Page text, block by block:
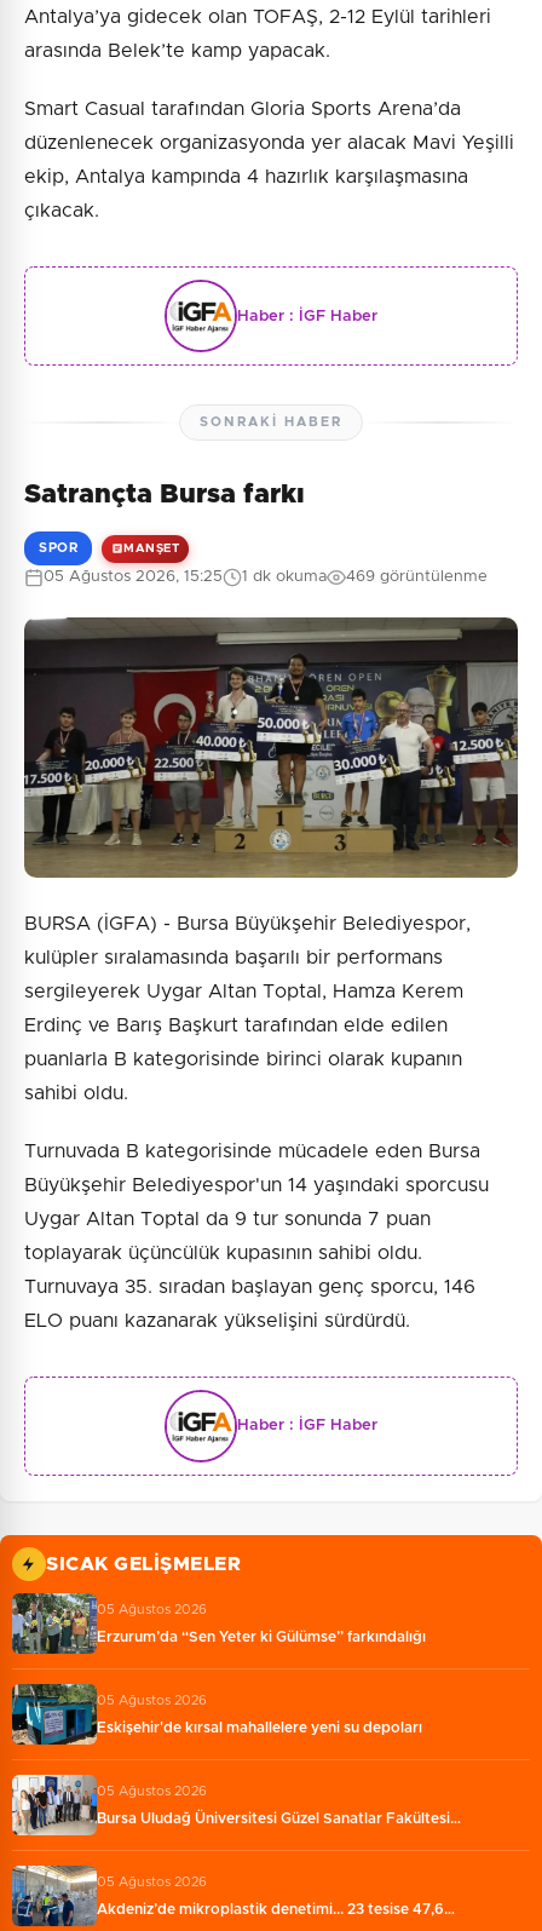
Antalya’ya gidecek olan TOFAŞ, 2-12 Eylül tarihleri
arasında Belek’te kamp yapacak.
Smart Casual tarafından Gloria Sports Arena’da
düzenlenecek organizasyonda yer alacak Mavi Yeşilli
ekip, Antalya kampında 4 hazırlık karşılaşmasına
çıkacak.
Haber : İGF Haber
SONRAKI HABER
Satrançta Bursa farkı
SPOR MANŞET
05 Ağustos 2026, 15:25 1 dk okuma 469 görüntülenme
BURSA (İGFA) - Bursa Büyükşehir Belediyespor,
kulüpler sıralamasında başarılı bir performans
sergileyerek Uygar Altan Toptal, Hamza Kerem
Erdinç ve Barış Başkurt tarafından elde edilen
puanlarla B kategorisinde birinci olarak kupanın
sahibi oldu.
Turnuvada B kategorisinde mücadele eden Bursa
Büyükşehir Belediyespor'un 14 yaşındaki sporcusu
Uygar Altan Toptal da 9 tur sonunda 7 puan
toplayarak üçüncülük kupasının sahibi oldu.
Turnuvaya 35. sıradan başlayan genç sporcu, 146
ELO puanı kazanarak yükselişini sürdürdü.
Haber : İGF Haber
SICAK GELIŞMELER
05 Ağustos 2026
Erzurum’da “Sen Yeter ki Gülümse” farkındalığı
05 Ağustos 2026
Eskişehir'de kırsal mahallelere yeni su depoları
05 Ağustos 2026
Bursa Uludağ Üniversitesi Güzel Sanatlar Fakültesi…
05 Ağustos 2026
Akdeniz’de mikroplastik denetimi... 23 tesise 47,6…